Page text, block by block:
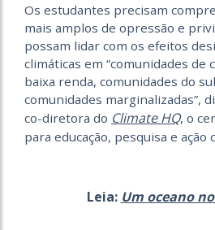
Os estudantes precisam
mais amplos de opressão e
possam lidar com os efeitos
climáticas em “comunidades de
baixa renda, comunidades do
comunidades marginalizadas”,
co-diretora do Climate HQ, o
para educação, pesquisa e ação
Leia: Um oceano